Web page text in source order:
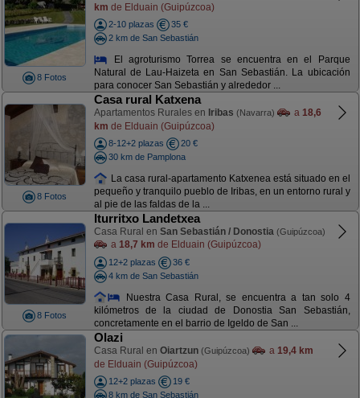
8 Fotos
km de Elduain (Guipúzcoa)
2-10 plazas
35 €
2 km de San Sebastián
El agroturismo Torrea se encuentra en el Parque
Natural de Lau-Haizeta en San Sebastián. La ubicación
para conocer San Sebastián y alrededor ...
8 Fotos
Casa rural Katxena
Apartamentos Rurales en Iribas (Navarra) a 18,6
km de Elduain (Guipúzcoa)
8-12+2 plazas
20 €
30 km de Pamplona
La casa rural-apartamento Katxenea está situado en el
pequeño y tranquilo pueblo de Iribas, en un entorno rural y
al pie de las faldas de la ...
8 Fotos
Iturritxo Landetxea
Casa Rural en San Sebastián / Donostia (Guipúzcoa)
a 18,7 km de Elduain (Guipúzcoa)
12+2 plazas
36 €
4 km de San Sebastián
Nuestra Casa Rural, se encuentra a tan solo 4
kilómetros de la ciudad de Donostia San Sebastián,
concretamente en el barrio de Igeldo de San ...
Olazi
Casa Rural en Oiartzun (Guipúzcoa) a 19,4 km
de Elduain (Guipúzcoa)
12+2 plazas
19 €
8 km de San Sebastián